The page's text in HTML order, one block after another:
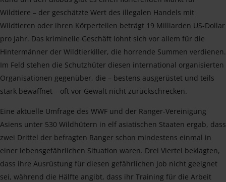
Wildtiere – der geschätzte Wert des illegalen Handels mit
Wildtieren oder ihren Körperteilen beträgt 19 Milliarden US-Dollar
pro Jahr. Das kriminelle Geschäft lohnt sich vor allem für die
Hintermänner der Wildtierkiller, die horrende Summen verdienen.
Im Feld stehen die Schutzhüter diesen international organisierten
Organisationen gegenüber, die – bestens ausgerüstet und teils
stark bewaffnet – oft vor Gewalt nicht zurückschrecken.
Eine aktuelle Umfrage des WWF und der Ranger-Vereinigung
Asiens unter 530 Wildhütern in elf asiatischen Staaten ergab, dass
zwei Drittel der befragten Ranger schon mindestens einmal in
einer lebensgefährlichen Situation waren. Drei Viertel beklagten,
dass ihre Ausrüstung für diesen gefährlichen Job nicht geeignet
sei, während die Hälfte angibt, dass ihr Training für die Arbeit